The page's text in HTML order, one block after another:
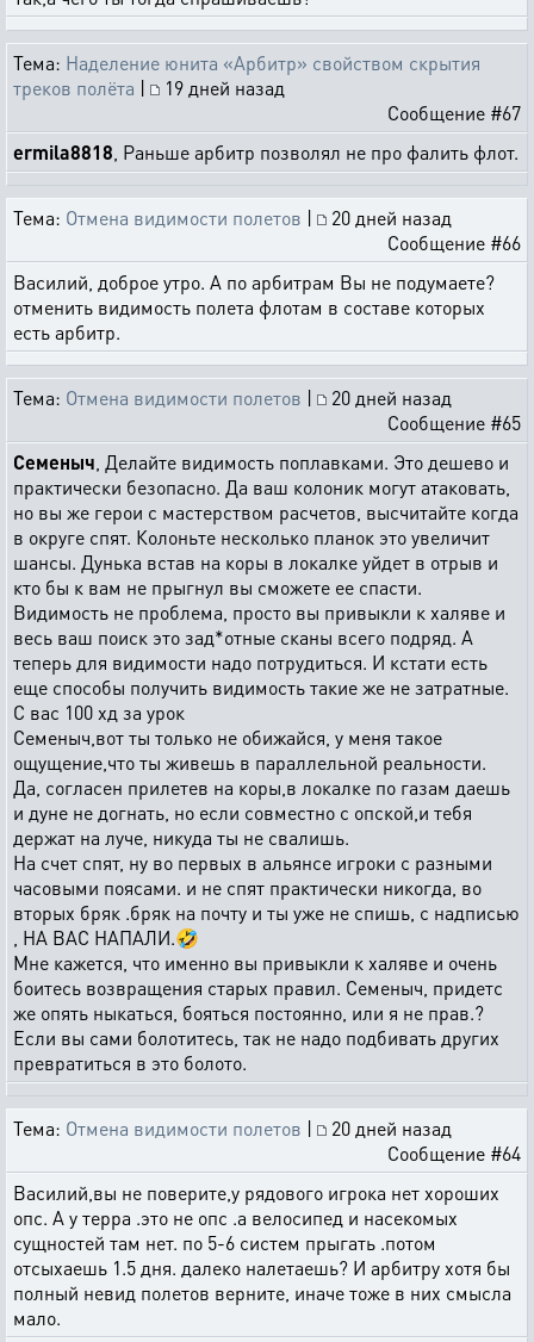
Тема: Наделение юнита «Арбитр» свойством скрытия
треков полёта |
19 дней назад
Сообщение #67
ermila8818 , Раньше арбитр позволял не про фалить флот.
Тема: Отмена видимости полетов |
20 дней назад
Сообщение #66
Василий, доброе утро. А по арбитрам Вы не подумаете?
отменить видимость полета флотам в составе которых
есть арбитр.
Тема: Отмена видимости полетов |
20 дней назад
Сообщение #65
Семеныч , Делайте видимость поплавками. Это дешево и
практически безопасно. Да ваш колоник могут атаковать,
но вы же герои с мастерством расчетов, высчитайте когда
в округе спят. Колоньте несколько планок это увеличит
шансы. Дунька встав на коры в локалке уйдет в отрыв и
кто бы к вам не прыгнул вы сможете ее спасти.
Видимость не проблема, просто вы привыкли к халяве и
весь ваш поиск это зад*отные сканы всего подряд. А
теперь для видимости надо потрудиться. И кстати есть
еще способы получить видимость такие же не затратные.
С вас 100 хд за урок
Семеныч,вот ты только не обижайся, у меня такое
ощущение,что ты живешь в параллельной реальности.
Да, согласен прилетев на коры,в локалке по газам даешь
и дуне не догнать, но если совместно с опской,и тебя
держат на луче, никуда ты не свалишь.
На счет спят, ну во первых в альянсе игроки с разными
часовыми поясами. и не спят практически никогда, во
вторых бряк .бряк на почту и ты уже не спишь, с надписью
, НА ВАС НАПАЛИ.🤣
Мне кажется, что именно вы привыкли к халяве и очень
боитесь возвращения старых правил. Семеныч, придетс
же опять ныкаться, бояться постоянно, или я не прав.?
Если вы сами болотитесь, так не надо подбивать других
превратиться в это болото.
Тема: Отмена видимости полетов |
20 дней назад
Сообщение #64
Василий,вы не поверите,у рядового игрока нет хороших
опс. А у терра .это не опс .а велосипед и насекомых
сущностей там нет. по 5-6 систем прыгать .потом
отсыхаешь 1.5 дня. далеко налетаешь? И арбитру хотя бы
полный невид полетов верните, иначе тоже в них смысла
мало.